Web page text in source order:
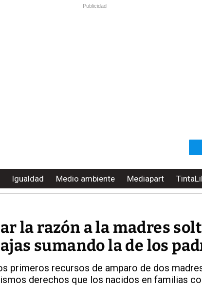
Publicidad
Igualdad Medio ambiente Mediapart
la razón a la madres
sumando la de los
primeros recursos de amparo de dos
derechos que los nacidos en familias